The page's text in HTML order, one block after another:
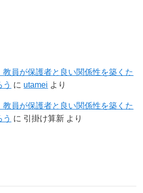
教員が保護者と良い関係性を築くた
に utamei より
教員が保護者と良い関係性を築くた
に 引掛け算新 より